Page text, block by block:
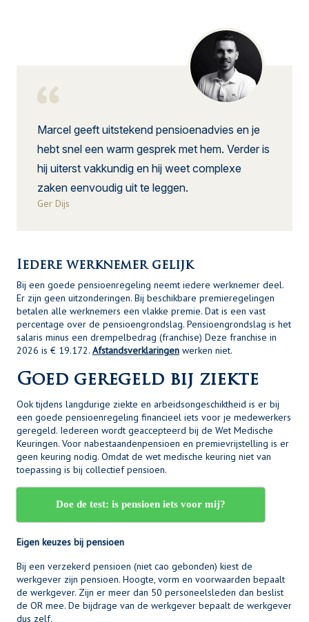
Marcel geeft uitstekend pensioenadvies en je
hebt snel een warm gesprek met hem. Verder is
hij uiterst vakkundig en hij weet complexe
zaken eenvoudig uit te leggen.
Ger Dijs
Iedere werknemer gelijk
Bij een goede pensioenregeling neemt iedere werknemer deel.
Er zijn geen uitzonderingen. Bij beschikbare premieregelingen
betalen alle werknemers een vlakke premie. Dat is een vast
percentage over de pensioengrondslag. Pensioengrondslag is het
salaris minus een drempelbedrag (franchise) Deze franchise in
2026 is € 19.172. Afstandsverklaringen werken niet.
Goed geregeld bij ziekte
Ook tijdens langdurige ziekte en arbeidsongeschiktheid is er bij
een goede pensioenregeling financieel iets voor je medewerkers
geregeld. Iedereen wordt geaccepteerd bij de Wet Medische
Keuringen. Voor nabestaandenpensioen en premievrijstelling is er
geen keuring nodig. Omdat de wet medische keuring niet van
toepassing is bij collectief pensioen.
Doe de test: is pensioen iets voor mij?
Eigen keuzes bij pensioen
Bij een verzekerd pensioen (niet cao gebonden) kiest de
werkgever zijn pensioen. Hoogte, vorm en voorwaarden bepaalt
de werkgever. Zijn er meer dan 50 personeelsleden dan beslist
de OR mee. De bijdrage van de werkgever bepaalt de werkgever
dus zelf.